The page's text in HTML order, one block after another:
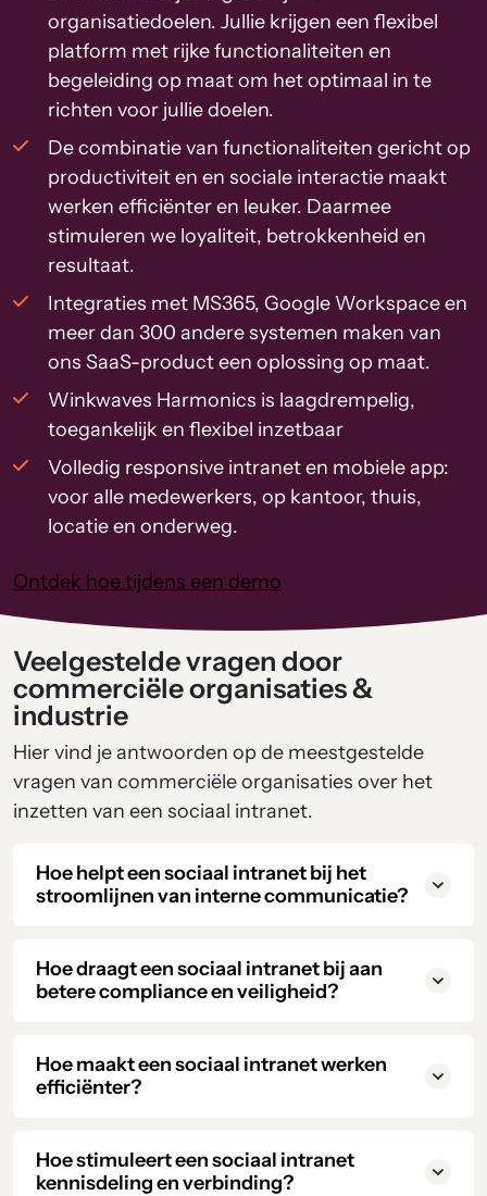
organisatiedoelen. Jullie krijgen een flexibel
platform met rijke functionaliteiten en
begeleiding op maat om het optimaal in te
richten voor jullie doelen.
De combinatie van functionaliteiten gericht op
productiviteit en en sociale interactie maakt
werken efficiënter en leuker. Daarmee
stimuleren we loyaliteit, betrokkenheid en
resultaat.
Integraties met MS365, Google Workspace en
meer dan 300 andere systemen maken van
ons SaaS-product een oplossing op maat.
Winkwaves Harmonics is laagdrempelig,
toegankelijk en flexibel inzetbaar
Volledig responsive intranet en mobiele app:
voor alle medewerkers, op kantoor, thuis,
locatie en onderweg.
Ontdek hoe tijdens een demo
Veelgestelde vragen door
commerciële organisaties &
industrie
Hier vind je antwoorden op de meestgestelde
vragen van commerciële organisaties over het
inzetten van een sociaal intranet.
Hoe helpt een sociaal intranet bij het
stroomlijnen van interne communicatie?
Hoe draagt een sociaal intranet bij aan
betere compliance en veiligheid?
Hoe maakt een sociaal intranet werken
efficiënter?
Hoe stimuleert een sociaal intranet
kennisdeling en verbinding?